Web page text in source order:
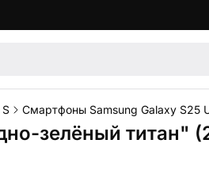
Смартфоны Samsung Galaxy S25
зелёный титан"